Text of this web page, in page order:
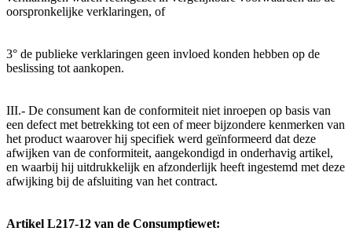
oorspronkelijke verklaringen, of
3° de publieke verklaringen geen invloed konden hebben op de
beslissing tot aankopen.
III.- De consument kan de conformiteit niet inroepen op basis van
een defect met betrekking tot een of meer bijzondere kenmerken van
het product waarover hij specifiek werd geïnformeerd dat deze
afwijken van de conformiteit, aangekondigd in onderhavig artikel,
en waarbij hij uitdrukkelijk en afzonderlijk heeft ingestemd met deze
afwijking bij de afsluiting van het contract.
Artikel L217-12 van de Consumptiewet: